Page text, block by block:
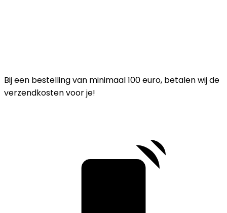
Bij een bestelling van minimaal 100 euro, betalen wij de
verzendkosten voor je!